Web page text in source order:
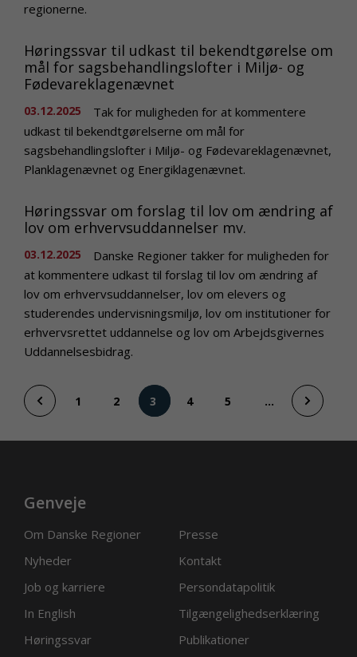
regionerne.
Høringssvar til udkast til bekendtgørelse om
mål for sagsbehandlingslofter i Miljø- og
Fødevareklagenævnet
03.12.2025
Tak for muligheden for at kommentere
udkast til bekendtgørelserne om mål for
sagsbehandlingslofter i Miljø- og Fødevareklagenævnet,
Planklagenævnet og Energiklagenævnet.
Høringssvar om forslag til lov om ændring af
lov om erhvervsuddannelser mv.
03.12.2025
Danske Regioner takker for muligheden for
at kommentere udkast til forslag til lov om ændring af
lov om erhvervsuddannelser, lov om elevers og
studerendes undervisningsmiljø, lov om institutioner for
erhvervsrettet uddannelse og lov om Arbejdsgivernes
Uddannelsesbidrag.
1 2 3 4 5 ...
Genveje
Om Danske Regioner
Presse
Nyheder
Kontakt
Job og karriere
Persondatapolitik
In English
Tilgængelighedserklæring
Høringssvar
Publikationer